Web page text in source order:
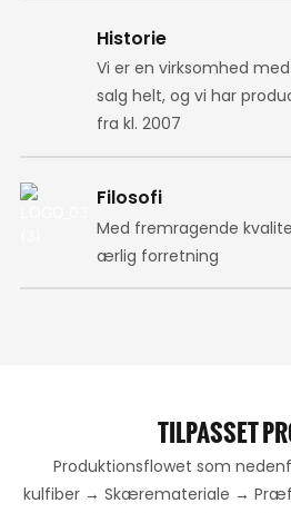
Historie
Vi er en virksomhed
salg helt, og vi har
fra kl. 2007
Filosofi
Med fremragende
ærlig forretning
TILPASSET
Produktionsflowet som
kulfiber → Skæremateriale →